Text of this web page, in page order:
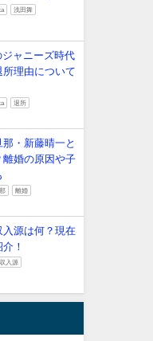
浅田舞
ャニーズ時代
所理由について
退所
・新藤晴一と
離婚の原因や子
離婚
入源は何？現在
！
収入源